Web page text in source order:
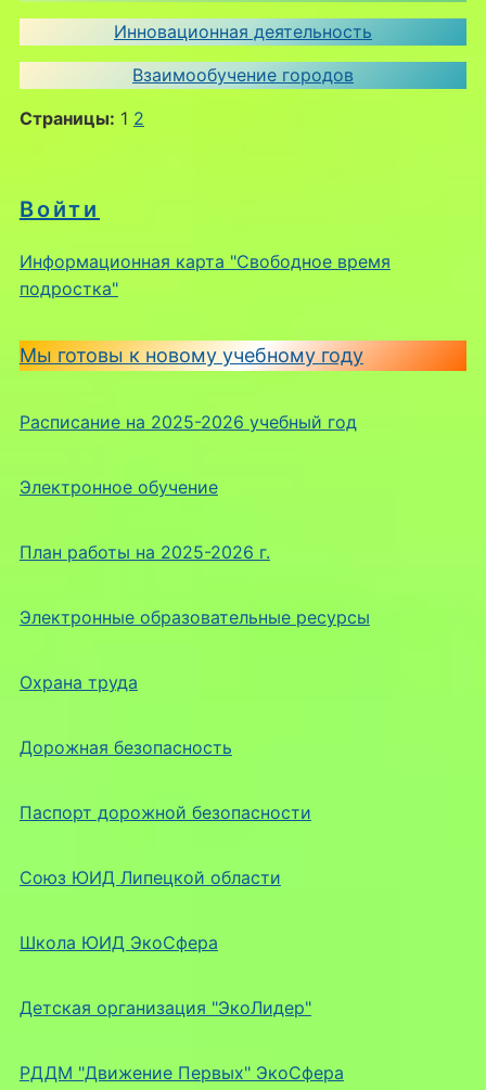
Войти
Информационная карта "Свободное время
подростка"
Мы готовы к новому учебному году
Расписание на 2025-2026 учебный год
Электронное обучение
План работы на 2025-2026 г.
Электронные образовательные ресурсы
Охрана труда
Дорожная безопасность
Паспорт дорожной безопасности
Союз ЮИД Липецкой области
Школа ЮИД ЭкоСфера
Детская организация "ЭкоЛидер"
РДДМ "Движение Первых" ЭкоСфера
Инновационная деятельность
Взаимообучение городов
Страницы: 1 2